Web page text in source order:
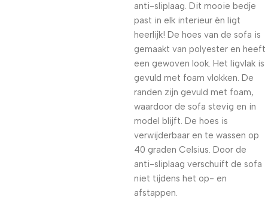
anti-sliplaag. Dit mooie bedje
past in elk interieur én ligt
heerlijk! De hoes van de sofa is
gemaakt van polyester en heeft
een gewoven look. Het ligvlak is
gevuld met foam vlokken. De
randen zijn gevuld met foam,
waardoor de sofa stevig en in
model blijft. De hoes is
verwijderbaar en te wassen op
40 graden Celsius. Door de
anti-sliplaag verschuift de sofa
niet tijdens het op- en
afstappen.